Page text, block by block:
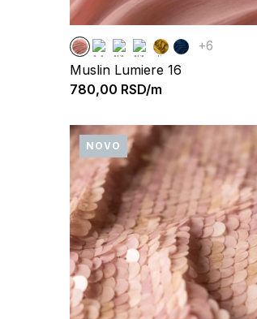
+6
Muslin Lumiere 16
780,00 RSD/m
NOVO